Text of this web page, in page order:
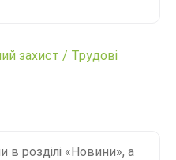
захист / Трудові
в розділі «Новини», а